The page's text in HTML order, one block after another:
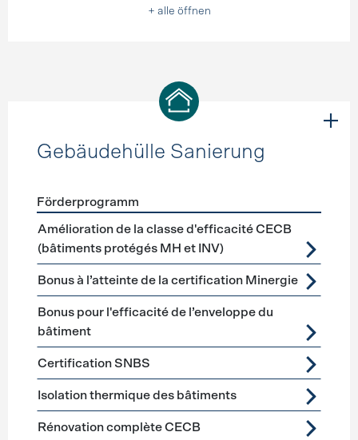
+ alle öffnen
Gebäudehülle Sanierung
Förderprogramme Gebäudehülle Sanierung
Förderprogramm
Amélioration de la classe d'efficacité CECB
(bâtiments protégés MH et INV)
Bonus à l’atteinte de la certification Minergie
Bonus pour l'efficacité de l’enveloppe du
bâtiment
Certification SNBS
Isolation thermique des bâtiments
Rénovation complète CECB